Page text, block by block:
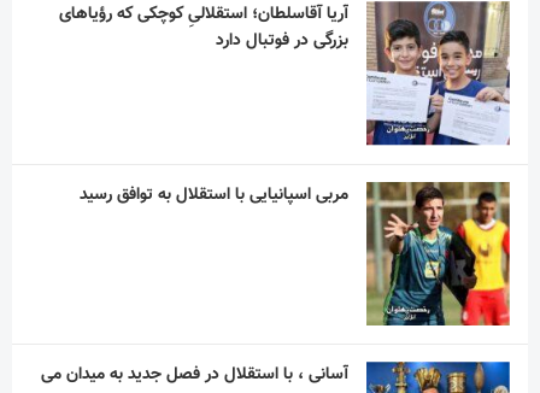
آریا آقاسلطان؛ استقلالیِ کوچکی که رؤیاهای
بزرگی در فوتبال دارد
مربی اسپانیایی با استقلال به توافق رسید
آسانی ، با استقلال در فصل جدید به میدان می